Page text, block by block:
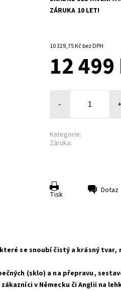
ZÁRUKA 10 LET!
10 329,75 Kč bez DPH
12 499
- +
Kategorie:
Záruka:
Tisk Dotaz
se snoubí čistý a krásný
(sklo) a na přepravu,
v Německu či Anglii na